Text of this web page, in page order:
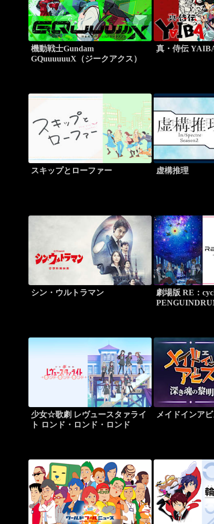
機動戦士Gundam
GQuuuuuuX（ジークアクス）
真・侍伝
スキップとローファー 虚構推理
シン・ウルトラマン
劇場版 RE：
少女☆歌劇 レヴュースタァライ
ト ロンド・ロンド・ロンド
メイドインア